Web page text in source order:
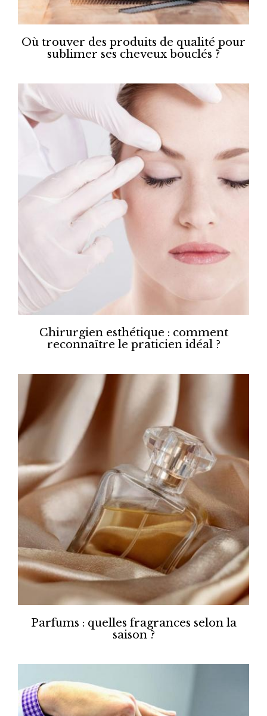
Où trouver des produits de qualité pour
sublimer ses cheveux bouclés ?
Chirurgien esthétique : comment
reconnaître le praticien idéal ?
Parfums : quelles fragrances selon la
saison ?